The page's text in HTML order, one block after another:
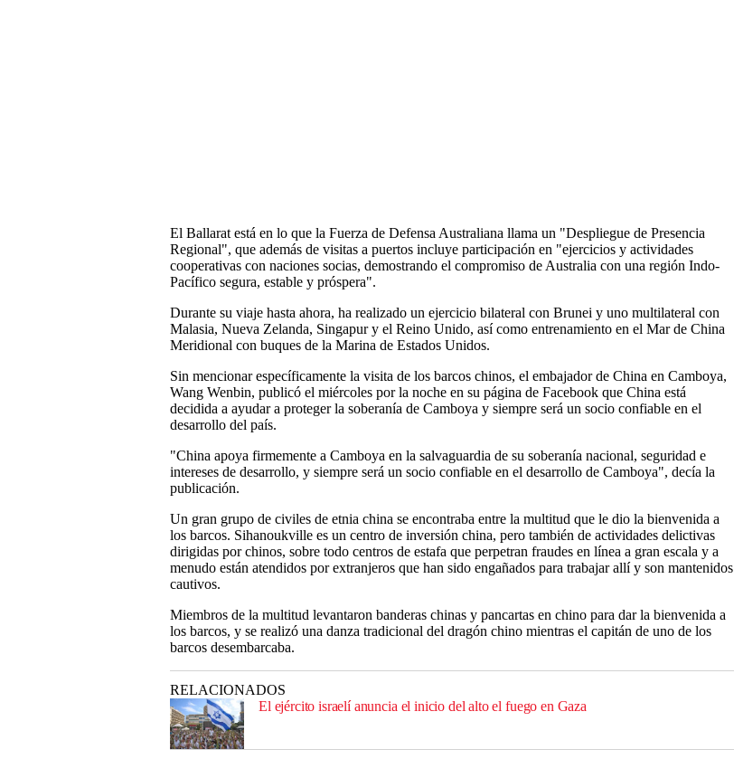
El Ballarat está en lo que la Fuerza de Defensa Australiana llama un "Despliegue de Presencia
Regional", que además de visitas a puertos incluye participación en "ejercicios y actividades
cooperativas con naciones socias, demostrando el compromiso de Australia con una región Indo-
Pacífico segura, estable y próspera".
Durante su viaje hasta ahora, ha realizado un ejercicio bilateral con Brunei y uno multilateral con
Malasia, Nueva Zelanda, Singapur y el Reino Unido, así como entrenamiento en el Mar de China
Meridional con buques de la Marina de Estados Unidos.
Sin mencionar específicamente la visita de los barcos chinos, el embajador de China en Camboya,
Wang Wenbin, publicó el miércoles por la noche en su página de Facebook que China está
decidida a ayudar a proteger la soberanía de Camboya y siempre será un socio confiable en el
desarrollo del país.
"China apoya firmemente a Camboya en la salvaguardia de su soberanía nacional, seguridad e
intereses de desarrollo, y siempre será un socio confiable en el desarrollo de Camboya", decía la
publicación.
Un gran grupo de civiles de etnia china se encontraba entre la multitud que le dio la bienvenida a
los barcos. Sihanoukville es un centro de inversión china, pero también de actividades delictivas
dirigidas por chinos, sobre todo centros de estafa que perpetran fraudes en línea a gran escala y a
menudo están atendidos por extranjeros que han sido engañados para trabajar allí y son mantenidos
cautivos.
Miembros de la multitud levantaron banderas chinas y pancartas en chino para dar la bienvenida a
los barcos, y se realizó una danza tradicional del dragón chino mientras el capitán de uno de los
barcos desembarcaba.
RELACIONADOS
El ejército israelí anuncia el inicio del alto el fuego en Gaza